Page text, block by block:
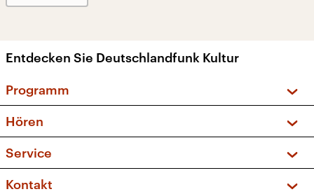
Entdecken Sie Deutschlandfunk Kultur
Programm
Sendungen und Podcasts
Musikliste
Kakadu – Das Kinderprogramm
Hören
Frequenzen (UKW + DAB+)
Service
FAQ
Kontakt